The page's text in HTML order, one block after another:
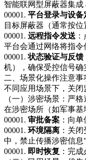
智能联网型屏蔽器集成
00001. 平台登录与设备
目标屏蔽器（通常按位
00001. 远程指令发送
平台会通过网络将指令
00001.状态验证与反馈
机），确保受控信号确
二、场景化操作注意
不同应用场景下，关闭
（一）涉密场景：严
在涉密场所（如军事
00001. 审批备案 ：向
00001. 环境隔离 ：关
中，禁止传播涉密信息
00001. 即时恢复 ：完